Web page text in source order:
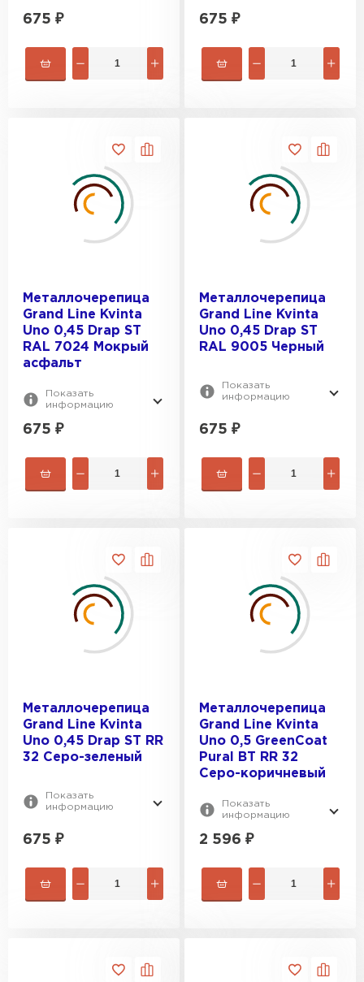
675 ₽ 675 ₽
Металлочерепица
Grand Line Kvinta
Uno 0,45 Drap ST
RAL 7024 Мокрый
асфальт
Показать
информацию
675 ₽
Металлочерепица
Grand Line Kvinta
Uno 0,45 Drap ST
RAL 9005 Черный
Показать
информацию
675 ₽
Металлочерепица
Grand Line Kvinta
Uno 0,45 Drap ST RR
32 Серо-зеленый
Показать
информацию
675 ₽
Металлочерепица
Grand Line Kvinta
Uno 0,5 GreenСoat
Pural BT RR 32
Серо-коричневый
Показать
информацию
2 596 ₽